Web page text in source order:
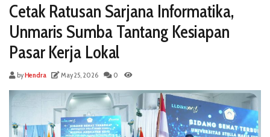
Cetak Ratusan Sarjana Informatika,
Unmaris Sumba Tantang Kesiapan
Pasar Kerja Lokal
byHendra May 25, 2026 0